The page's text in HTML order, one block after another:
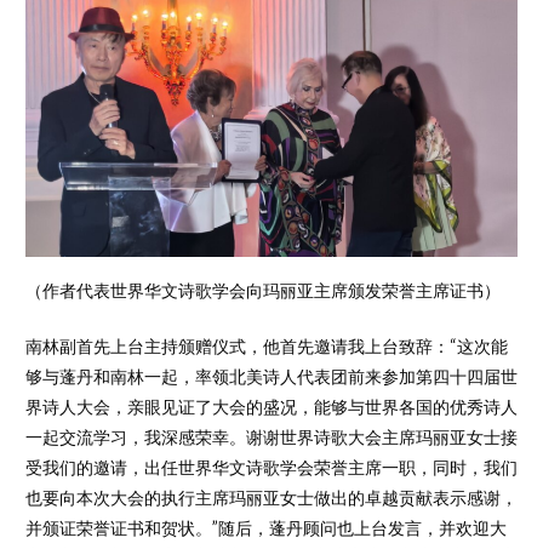
（作者代表世界华文诗歌学会向玛丽亚主席颁发荣誉主席证书）
南林副首先上台主持颁赠仪式，他首先邀请我上台致辞：“这次能
够与蓬丹和南林一起，率领北美诗人代表团前来参加第四十四届世
界诗人大会，亲眼见证了大会的盛况，能够与世界各国的优秀诗人
一起交流学习，我深感荣幸。谢谢世界诗歌大会主席玛丽亚女士接
受我们的邀请，出任世界华文诗歌学会荣誉主席一职，同时，我们
也要向本次大会的执行主席玛丽亚女士做出的卓越贡献表示感谢，
并颁证荣誉证书和贺状。”随后，蓬丹顾问也上台发言，并欢迎大